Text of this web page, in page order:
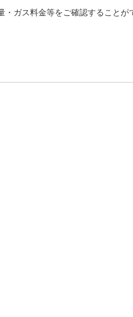
ガス料金等をご確認することが